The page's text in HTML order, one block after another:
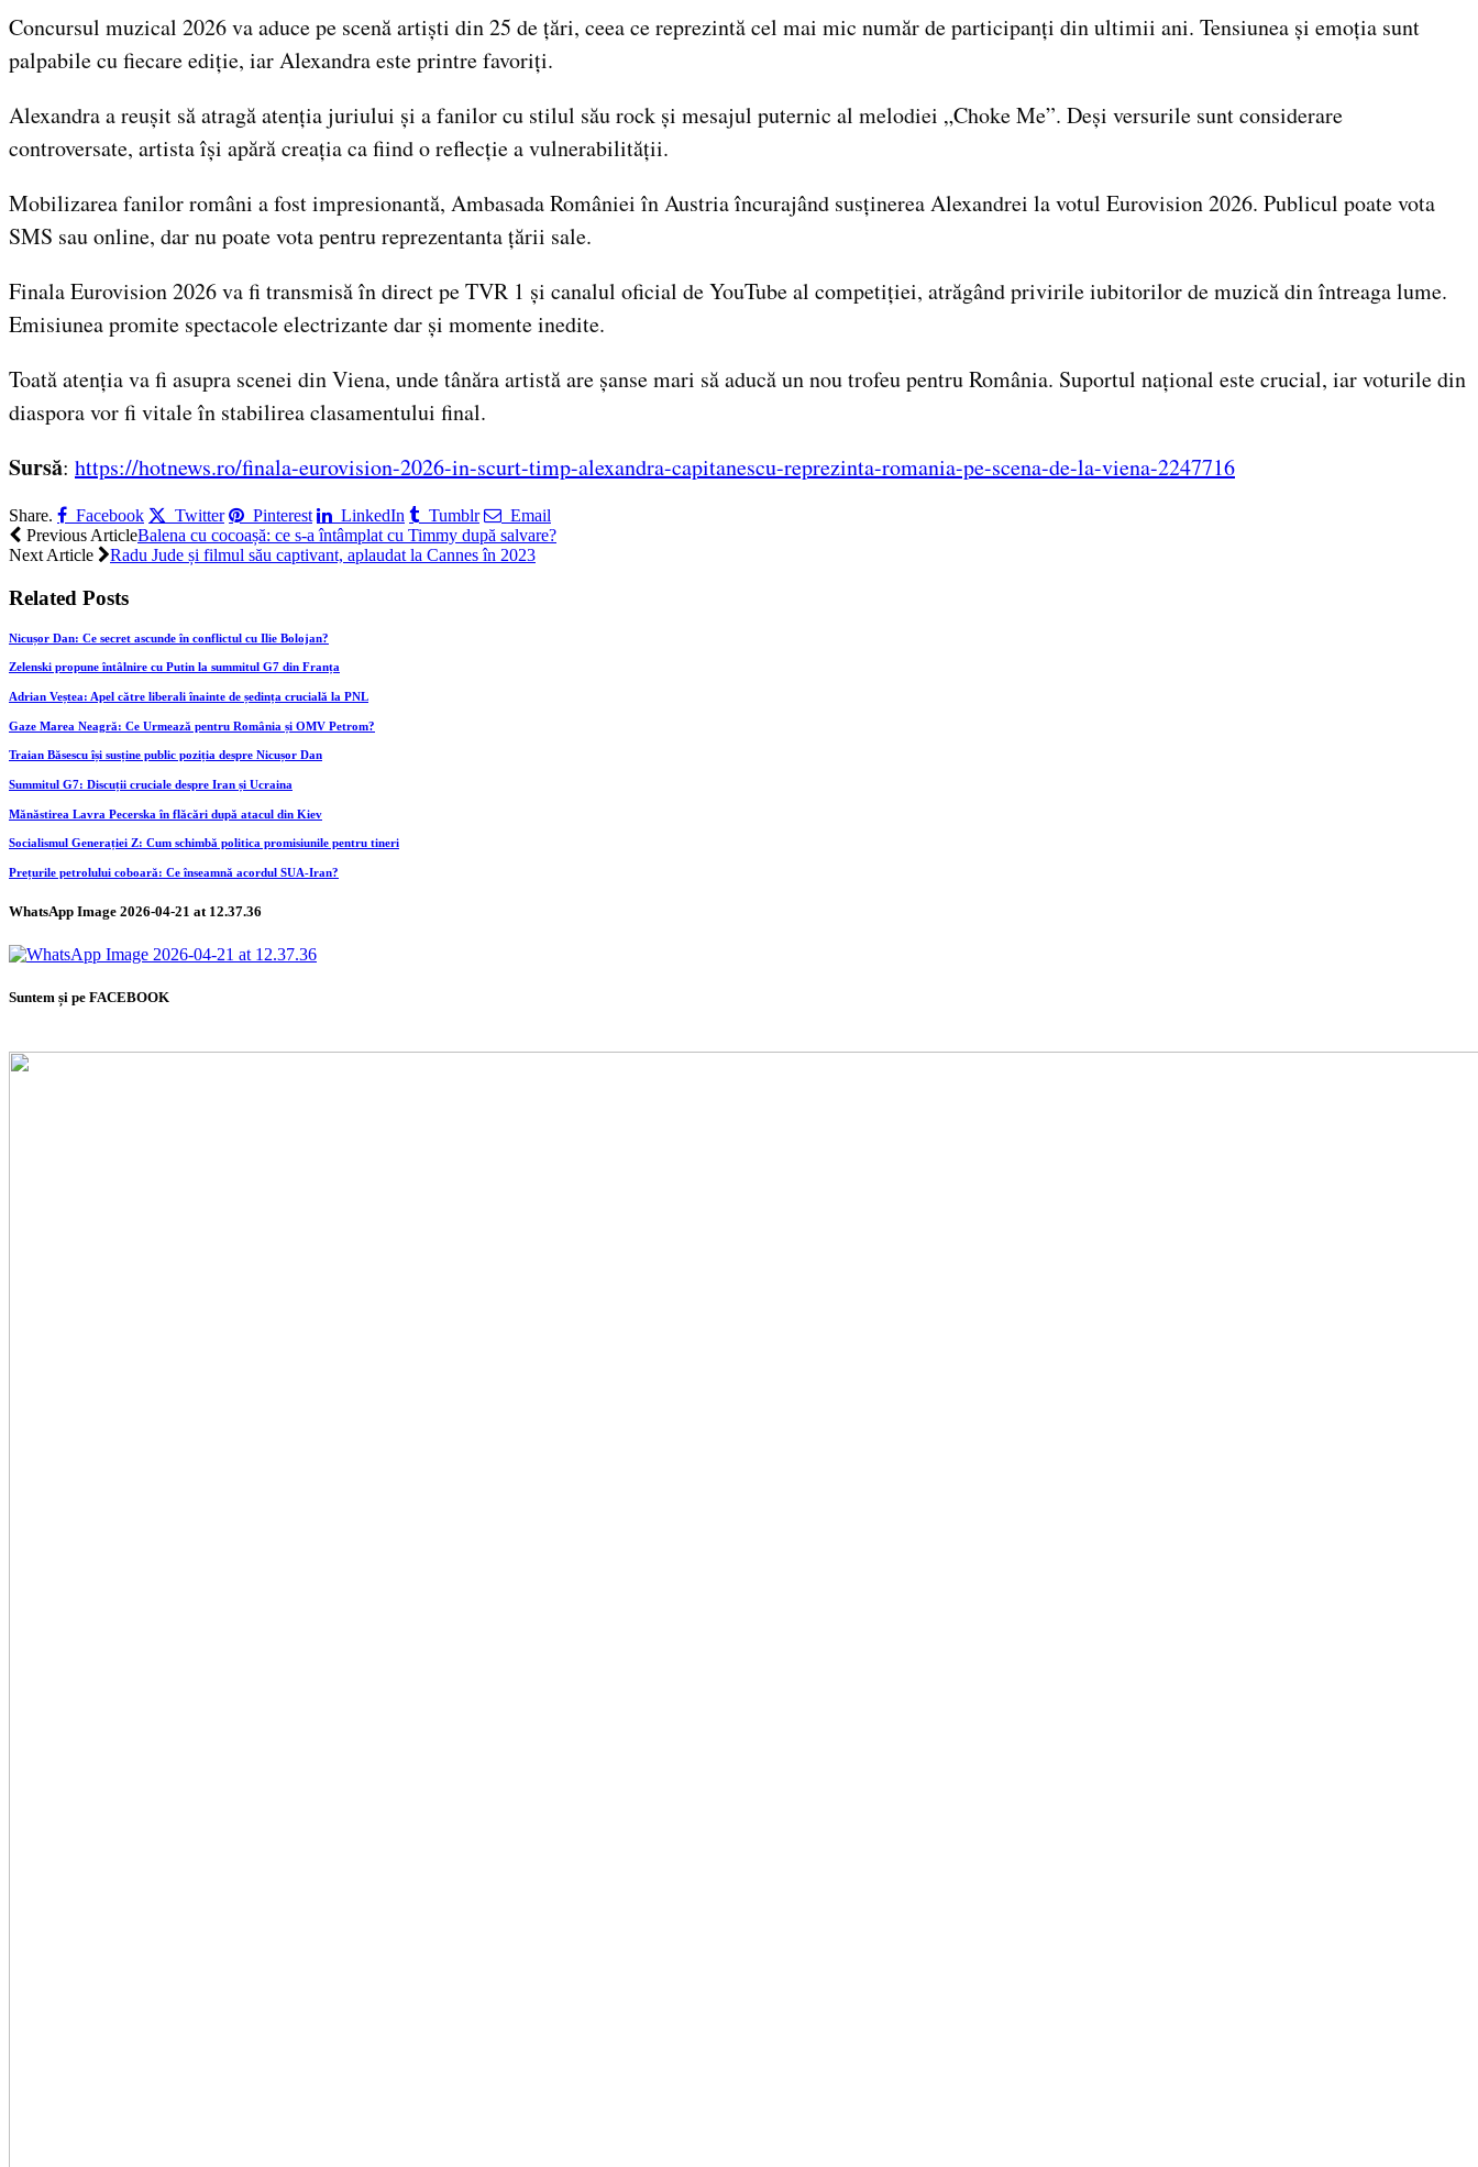
Concursul muzical 2026 va aduce pe scenă artiști din 25 de țări, ceea ce reprezintă cel mai mic număr de participanți din ultimii ani. Tensiunea și emoția sunt
palpabile cu fiecare ediție, iar Alexandra este printre favoriți.
Alexandra a reușit să atragă atenția juriului și a fanilor cu stilul său rock și mesajul puternic al melodiei „Choke Me”. Deși versurile sunt considerare
controversate, artista își apără creația ca fiind o reflecție a vulnerabilității.
Mobilizarea fanilor români a fost impresionantă, Ambasada României în Austria încurajând susținerea Alexandrei la votul Eurovision 2026. Publicul poate vota
SMS sau online, dar nu poate vota pentru reprezentanta țării sale.
Finala Eurovision 2026 va fi transmisă în direct pe TVR 1 și canalul oficial de YouTube al competiției, atrăgând privirile iubitorilor de muzică din întreaga lume.
Emisiunea promite spectacole electrizante dar și momente inedite.
Toată atenția va fi asupra scenei din Viena, unde tânăra artistă are șanse mari să aducă un nou trofeu pentru România. Suportul național este crucial, iar voturile din
diaspora vor fi vitale în stabilirea clasamentului final.
Sursă: https://hotnews.ro/finala-eurovision-2026-in-scurt-timp-alexandra-capitanescu-reprezinta-romania-pe-scena-de-la-viena-2247716
Share. Facebook Twitter Pinterest LinkedIn Tumblr Email
Previous ArticleBalena cu cocoașă: ce s-a întâmplat cu Timmy după salvare?
Next Article
Radu Jude și filmul său captivant, aplaudat la Cannes în 2023
Related Posts
Nicușor Dan: Ce secret ascunde în conflictul cu Ilie Bolojan?
Zelenski propune întâlnire cu Putin la summitul G7 din Franța
Adrian Veștea: Apel către liberali înainte de ședința crucială la PNL
Gaze Marea Neagră: Ce Urmează pentru România și OMV Petrom?
Traian Băsescu își susține public poziția despre Nicușor Dan
Summitul G7: Discuții cruciale despre Iran și Ucraina
Mănăstirea Lavra Pecerska în flăcări după atacul din Kiev
Socialismul Generației Z: Cum schimbă politica promisiunile pentru tineri
Prețurile petrolului coboară: Ce înseamnă acordul SUA-Iran?
WhatsApp Image 2026-04-21 at 12.37.36
Suntem și pe FACEBOOK